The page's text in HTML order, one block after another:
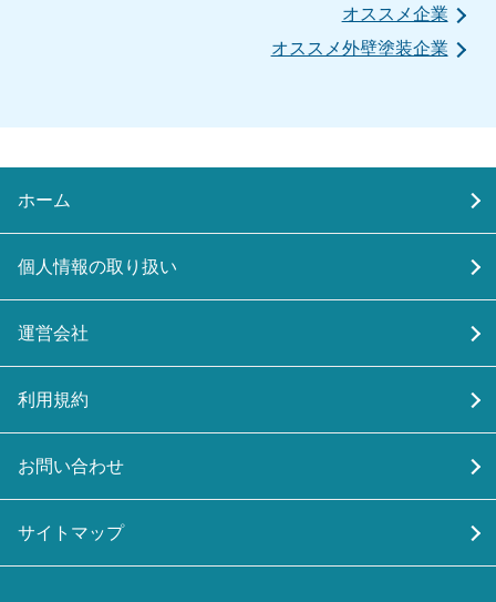
オススメ企業
オススメ外壁塗装企業
ホーム
個人情報の取り扱い
運営会社
利用規約
お問い合わせ
サイトマップ